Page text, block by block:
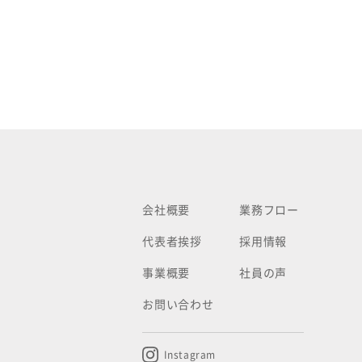
会社概要
業務フロー
代表者挨拶
採用情報
事業概要
社員の声
お問い合わせ
Instagram